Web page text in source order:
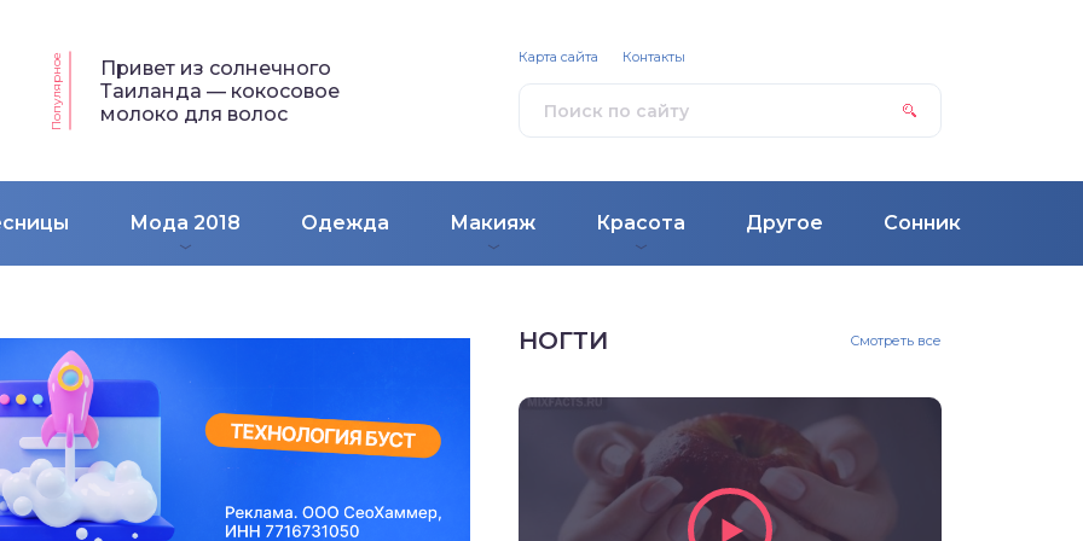
Популярное
Привет из солнечного
Таиланда — кокосовое
молоко для волос
Мода 2018 Одежда Макияж Красота Другое Сонник
Карта сайта Контакты
НОГТИ Смотреть все